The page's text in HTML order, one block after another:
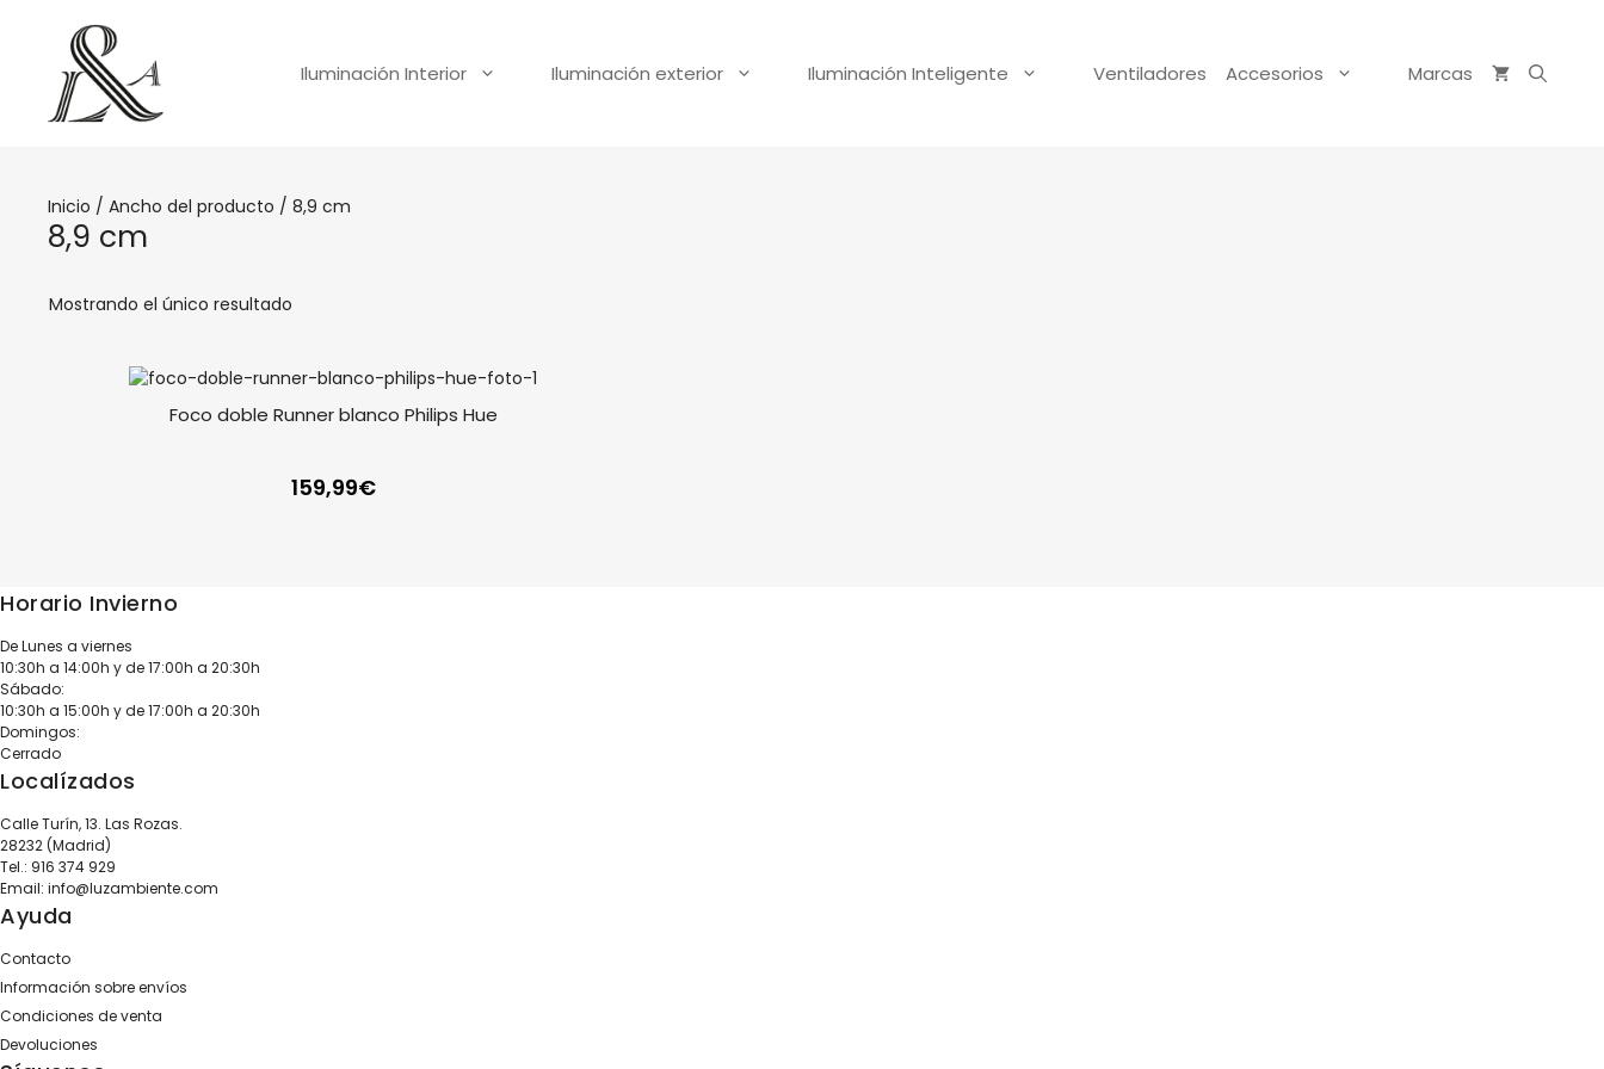
contenido
Iluminación Interior Iluminación exterior Iluminación Inteligente Ventiladores Accesorios Marcas
Inicio / Ancho del producto / 8,9 cm
8,9 cm
Mostrando el único resultado
Foco doble Runner blanco Philips Hue
159,99€
Horario Invierno
De Lunes a viernes
10:30h a 14:00h y de 17:00h a 20:30h
Sábado:
10:30h a 15:00h y de 17:00h a 20:30h
Domingos:
Cerrado
Localízados
Calle Turín, 13. Las Rozas.
28232 (Madrid)
Tel.: 916 374 929
Email: info@luzambiente.com
Ayuda
Contacto
Información sobre envíos
Condiciones de venta
Devoluciones